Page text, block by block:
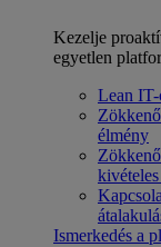
Kezelje
egyetlen
Lean IT-
élmény
Ismerkedés a